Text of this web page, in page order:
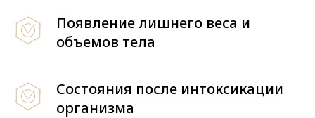
Появление лишнего веса и
объемов тела
Состояния после интоксикации
организма